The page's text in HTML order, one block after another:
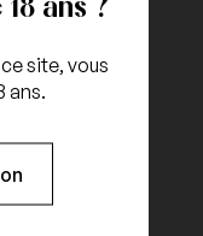
site, vous
ans.
certifiée